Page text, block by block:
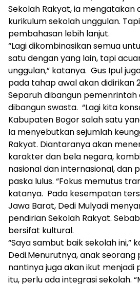
Sekolah Rakyat, ia mengatakan
kurikulum sekolah unggulan.
pembahasan lebih lanjut.
“Lagi dikombinasikan semua
satu dengan yang lain, tapi
unggulan,” katanya. Gus Ipul
pada tahap awal akan didirikan
Separuh dibangun pemenrintah
dibangun swasta. “Lagi kita
Kabupaten Bogor salah satu
Ia menyebutkan sejumlah
Rakyat. Diantaranya akan
karakter dan bela negara,
nasional dan internasional, dan
paska lulus. “Fokus memutus
katanya. Pada kesempatan
Jawa Barat, Dedi Mulyadi
pendirian Sekolah Rakyat.
bersifat kultural.
“Saya sambut baik sekolah ini,”
Dedi.Menurutnya, anak seorang
nantinya juga akan ikut menjadi
itu, perlu ada integrasi sekolah.